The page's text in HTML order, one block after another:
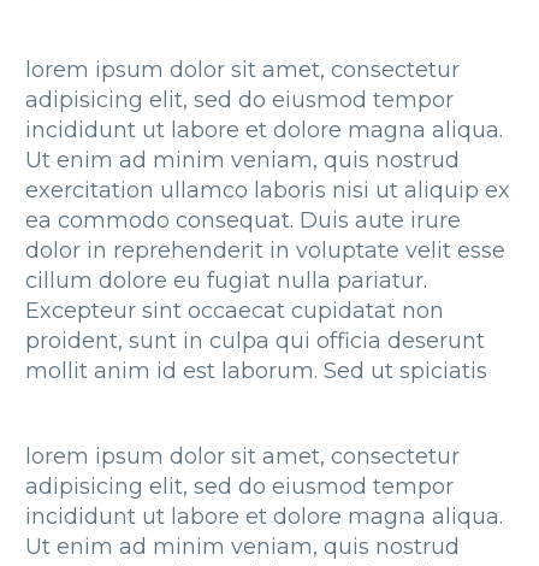
lorem ipsum dolor sit amet, consectetur
adipisicing elit, sed do eiusmod tempor
incididunt ut labore et dolore magna aliqua.
Ut enim ad minim veniam, quis nostrud
exercitation ullamco laboris nisi ut aliquip ex
ea commodo consequat. Duis aute irure
dolor in reprehenderit in voluptate velit esse
cillum dolore eu fugiat nulla pariatur.
Excepteur sint occaecat cupidatat non
proident, sunt in culpa qui officia deserunt
mollit anim id est laborum. Sed ut spiciatis
lorem ipsum dolor sit amet, consectetur
adipisicing elit, sed do eiusmod tempor
incididunt ut labore et dolore magna aliqua.
Ut enim ad minim veniam, quis nostrud